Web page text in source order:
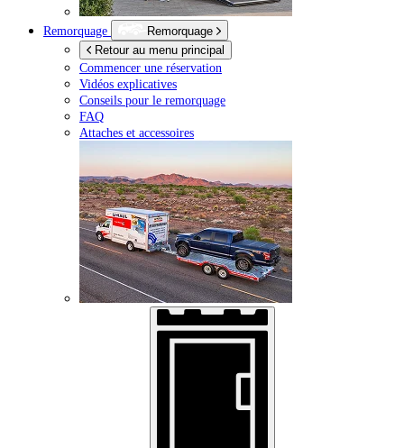
Remorquage
Remorquage
Retour au menu principal
Commencer une réservation
Vidéos explicatives
Conseils pour le remorquage
FAQ
Attaches et accessoires